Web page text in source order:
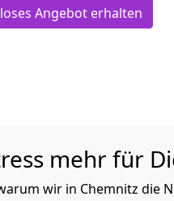
Angebot erhalten
mehr für
wir in Chemnitz die